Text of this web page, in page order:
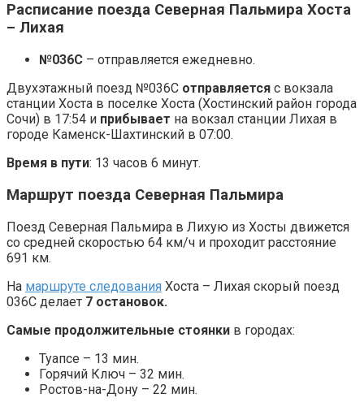
Расписание поезда Северная Пальмира Хоста
– Лихая
№036С – отправляется ежедневно.
Двухэтажный поезд №036С отправляется с вокзала
станции Хоста в поселке Хоста (Хостинский район города
Сочи) в 17:54 и прибывает на вокзал станции Лихая в
городе Каменск-Шахтинский в 07:00.
Время в пути: 13 часов 6 минут.
Маршрут поезда Северная Пальмира
Поезд Северная Пальмира в Лихую из Хосты движется
со средней скоростью 64 км/ч и проходит расстояние
691 км.
На маршруте следования Хоста – Лихая скорый поезд
036С делает 7 остановок.
Самые продолжительные стоянки в городах:
Туапсе – 13 мин.
Горячий Ключ – 32 мин.
Ростов-на-Дону – 22 мин.